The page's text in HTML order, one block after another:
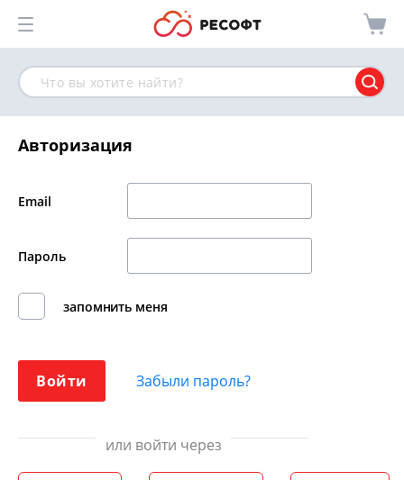
Авторизация
Email
Пароль
запомнить меня
Войти Забыли пароль?
или войти через